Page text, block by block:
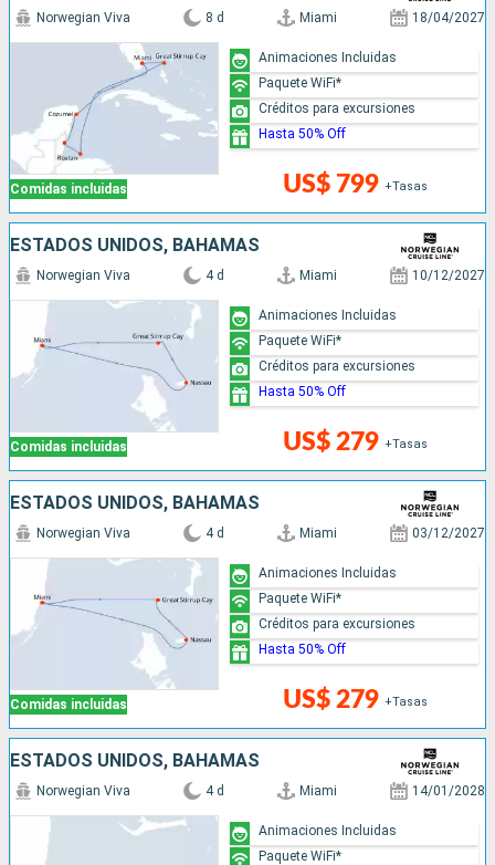
Comidas incluidas
Norwegian Viva 8 d Miami 18/04/2027
US$ 799 +Tasas
Animaciones Incluidas
Paquete WiFi*
Créditos para excursiones
Hasta 50% Off
ESTADOS UNIDOS, BAHAMAS
Comidas incluidas
Norwegian Viva 4 d Miami 10/12/2027
US$ 279 +Tasas
Animaciones Incluidas
Paquete WiFi*
Créditos para excursiones
Hasta 50% Off
ESTADOS UNIDOS, BAHAMAS
Comidas incluidas
Norwegian Viva 4 d Miami 03/12/2027
US$ 279 +Tasas
Animaciones Incluidas
Paquete WiFi*
Créditos para excursiones
Hasta 50% Off
ESTADOS UNIDOS, BAHAMAS
Norwegian Viva 4 d Miami 14/01/2028
Animaciones Incluidas
Paquete WiFi*